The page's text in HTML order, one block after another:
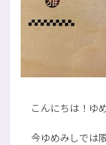
こんにちは！ゆ
今ゆめみしでは